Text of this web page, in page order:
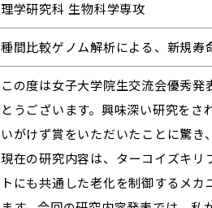
理学研究科 生物科学専攻
種間比較ゲノム解析による、新規寿
この度は女子大学院生交流会優秀
とうございます。興味深い研究を
いがけず賞をいただいたことに驚き
現在の研究内容は、ターコイズキ
トにも共通した老化を制御するメ